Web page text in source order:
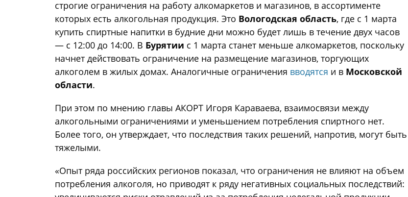
строгие ограничения на работу алкомаркетов и магазинов, в ассортименте
которых есть алкогольная продукция. Это Вологодская область, где с 1 марта
купить спиртные напитки в будние дни можно будет лишь в течение двух часов
— с 12:00 до 14:00. В Бурятии с 1 марта станет меньше алкомаркетов, поскольку
начнет действовать ограничение на размещение магазинов, торгующих
алкоголем в жилых домах. Аналогичные ограничения вводятся и в Московской
области.
При этом по мнению главы АКОРТ Игоря Караваева, взаимосвязи между
алкогольными ограничениями и уменьшением потребления спиртного нет.
Более того, он утверждает, что последствия таких решений, напротив, могут быть
тяжелыми.
«Опыт ряда российских регионов показал, что ограничения не влияют на объем
потребления алкоголя, но приводят к ряду негативных социальных последствий: